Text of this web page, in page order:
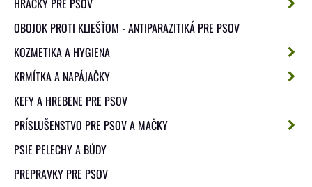
HRAČKY PRE PSOV
OBOJOK PROTI KLIEŠŤOM - ANTIPARAZITIKÁ PRE PSOV
KOZMETIKA A HYGIENA
KRMÍTKA A NAPÁJAČKY
KEFY A HREBENE PRE PSOV
PRÍSLUŠENSTVO PRE PSOV A MAČKY
PSIE PELECHY A BÚDY
PREPRAVKY PRE PSOV